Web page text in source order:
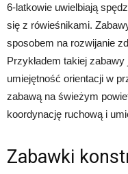
6-latkowie uwielbiają
się z rówieśnikami.
sposobem na rozwijanie
Przykładem takiej
umiejętność orientacji w
zabawą na świeżym
koordynację ruchową i
Zabawki